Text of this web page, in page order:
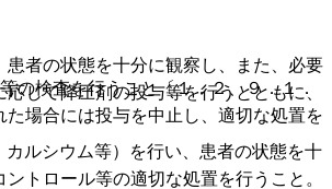
者の状態を十分に観察し、また、必要
の検査を行うこと〔１．２、９．１．
ルシウム等）を行い、患者の状態を十
じて降圧剤の投与等を行うとともに、
場合には投与を中止し、適切な処置を
トロール等の適切な処置を行うこと。